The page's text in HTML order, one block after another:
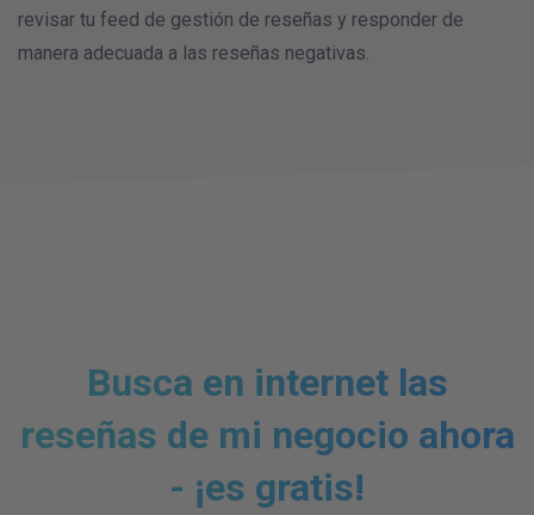
revisar tu feed de gestión de reseñas y responder de
manera adecuada a las reseñas negativas.
Busca en internet las
reseñas de mi negocio ahora
- ¡es gratis!